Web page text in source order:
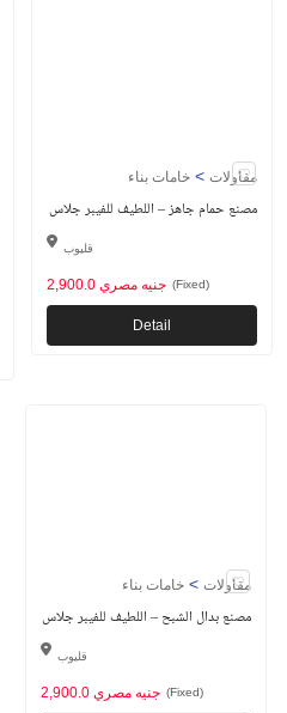
مقاولات > خامات بناء
مصنع حمام جاهز – اللطيف للفيبر جلاس
قليوب
2,900.0 جنيه مصري (Fixed)
Detail
مقاولات > خامات بناء
مصنع بدال الشبح – اللطيف للفيبر جلاس
قليوب
2,900.0 جنيه مصري (Fixed)